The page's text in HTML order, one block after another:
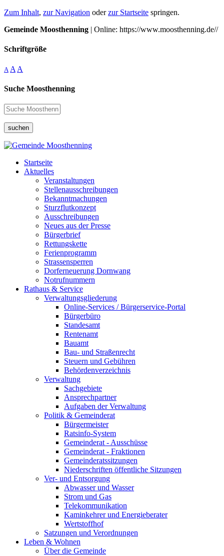
Zum Inhalt, zur Navigation oderzur Startseite springen.
Gemeinde Moosthenning | Online: https://www.moosthenning.de//
Schriftgröße
A A A
Suche Moosthenning
suchen
Startseite
Aktuelles
Veranstaltungen
Stellenausschreibungen
Bekanntmachungen
Sturzflutkonzept
Ausschreibungen
Neues aus der Presse
Bürgerbrief
Rettungskette
Ferienprogramm
Strassensperren
Dorferneuerung Dornwang
Notrufnummern
Rathaus & Service
Verwaltungsgliederung
Online-Services / Bürgerservice-Portal
Bürgerbüro
Standesamt
Rentenamt
Bauamt
Bau- und Straßenrecht
Steuern und Gebühren
Behördenverzeichnis
Verwaltung
Sachgebiete
Ansprechpartner
Aufgaben der Verwaltung
Politik & Gemeinderat
Bürgermeister
Ratsinfo-System
Gemeinderat - Ausschüsse
Gemeinderat - Fraktionen
Gemeinderatssitzungen
Niederschriften öffentliche Sitzungen
Ver- und Entsorgung
Abwasser und Wasser
Strom und Gas
Telekommunikation
Kaminkehrer und Energieberater
Wertstoffhof
Satzungen und Verordnungen
Leben & Wohnen
Über die Gemeinde